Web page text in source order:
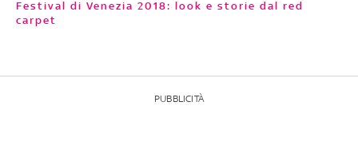
Festival di Venezia 2018: look e storie dal red
carpet
PUBBLICITÀ